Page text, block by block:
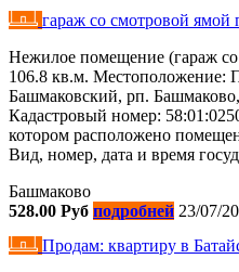
гараж со смотровой ямой
Нежилое помещение (гараж
106.8 кв.м. Местоположение:
Башмаковский, рп.
Кадастровый номер:
котором расположено
Вид, номер, дата и время
Башмаково
528.00 Руб подробней 23/07/
Продам: квартиру в